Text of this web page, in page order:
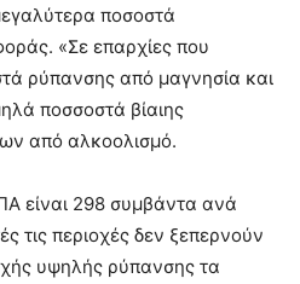
ποσοστά
«Σε επαρχίες που
ρύπανσης από μαγνησία και
ποσσοστά βίαιης
από αλκοολισμό.
είναι 298 συμβάντα ανά
τις περιοχές δεν ξεπερνούν
υψηλής ρύπανσης τα